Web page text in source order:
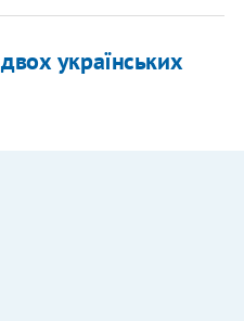
українських